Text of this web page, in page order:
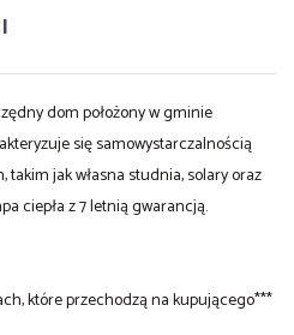
dom położony w gminie
się samowystarczalnością
jak własna studnia, solary oraz
ciepła z 7 letnią gwarancją.
które przechodzą na kupującego***